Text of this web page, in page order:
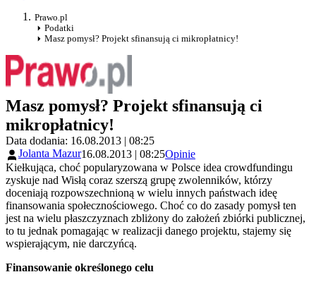
Prawo.pl
Podatki
Masz pomysł? Projekt sfinansują ci mikropłatnicy!
Masz pomysł? Projekt sfinansują ci
mikropłatnicy!
Data dodania: 16.08.2013 | 08:25
Jolanta Mazur16.08.2013 | 08:25Opinie
Kiełkująca, choć popularyzowana w Polsce idea crowdfundingu
zyskuje nad Wisłą coraz szerszą grupę zwolenników, którzy
doceniają rozpowszechnioną w wielu innych państwach ideę
finansowania społecznościowego. Choć co do zasady pomysł ten
jest na wielu płaszczyznach zbliżony do założeń zbiórki publicznej,
to tu jednak pomagając w realizacji danego projektu, stajemy się
wspierającym, nie darczyńcą.
Finansowanie określonego celu